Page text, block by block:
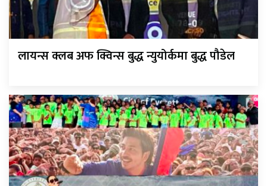
लायन्स क्लब अफ क्विन्स बुद्ध न्युयोर्कमा बुद्ध पौडेल